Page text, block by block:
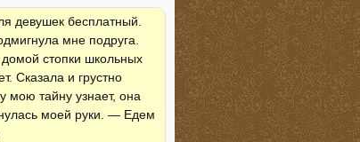
девушек бесплатный.
мне подруга.
стопки школьных
Сказала и грустно
мою тайну узнает, она
моей руки. — Едем